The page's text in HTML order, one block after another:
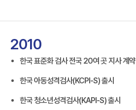
2010
한국 표준화 검사 전국 20여 곳 지사 계약
한국 아동성격검사(KCPI-S) 출시
한국 청소년성격검사(KAPI-S) 출시